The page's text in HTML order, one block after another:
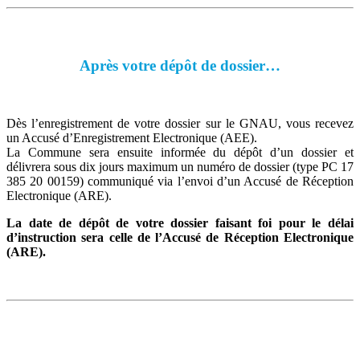
Après votre dépôt de dossier…
Dès l’enregistrement de votre dossier sur le GNAU, vous recevez
un Accusé d’Enregistrement Electronique (AEE).
La Commune sera ensuite informée du dépôt d’un dossier et
délivrera sous dix jours maximum un numéro de dossier (type PC 17
385 20 00159) communiqué via l’envoi d’un Accusé de Réception
Electronique (ARE).
La date de dépôt de votre dossier faisant foi pour le délai
d’instruction sera celle de l’Accusé de Réception Electronique
(ARE).